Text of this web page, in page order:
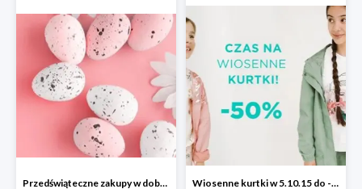
Przedświąteczne zakupy w dobrym stylu -50% Wiosenne kurtki w 5.10.15 do -50%